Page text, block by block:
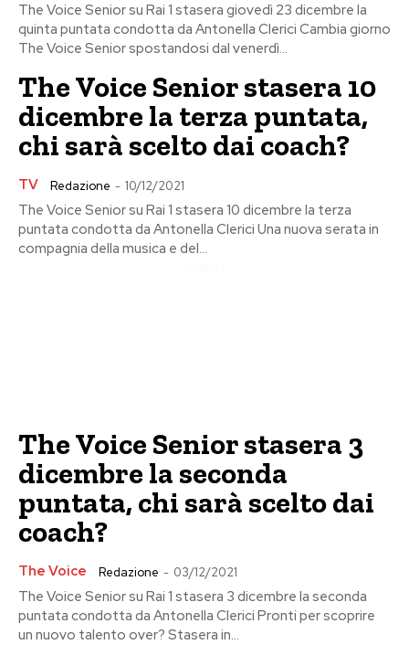
The Voice Senior su Rai 1 stasera giovedì 23 dicembre la
quinta puntata condotta da Antonella Clerici Cambia giorno
The Voice Senior spostandosi dal venerdì...
The Voice Senior stasera 10
dicembre la terza puntata,
chi sarà scelto dai coach?
TV Redazione - 10/12/2021
The Voice Senior su Rai 1 stasera 10 dicembre la terza
puntata condotta da Antonella Clerici Una nuova serata in
compagnia della musica e del...
The Voice Senior stasera 3
dicembre la seconda
puntata, chi sarà scelto dai
coach?
The Voice Redazione - 03/12/2021
The Voice Senior su Rai 1 stasera 3 dicembre la seconda
puntata condotta da Antonella Clerici Pronti per scoprire
un nuovo talento over? Stasera in...